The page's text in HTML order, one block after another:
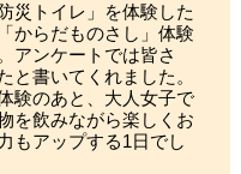
災トイレ」を体験した
からだものさし」体験
アンケートでは皆さ
と書いてくれました。
験のあと、大人女子で
を飲みながら楽しくお
もアップする1日でし